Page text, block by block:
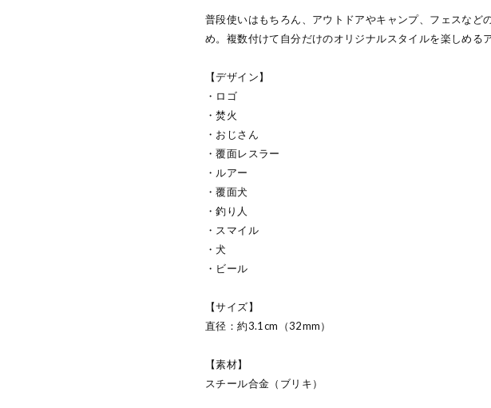
普段使いはもちろん、アウトドアやキャンプ、フェスなど
め。複数付けて自分だけのオリジナルスタイルを楽しめる
【デザイン】
・ロゴ
・焚火
・おじさん
・覆面レスラー
・ルアー
・覆面犬
・釣り人
・スマイル
・犬
・ビール
【サイズ】
直径：約3.1cm（32mm）
【素材】
スチール合金（ブリキ）